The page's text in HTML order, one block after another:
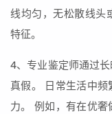
线均匀，无松散线头
特征。
4、专业鉴定师通过
真假。 日常生活中
力。 例如，有在优